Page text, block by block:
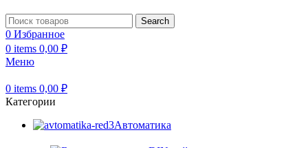
Search
0 Избранное
0 items 0,00 ₽
Меню
0 items 0,00 ₽
Категории
Автоматика